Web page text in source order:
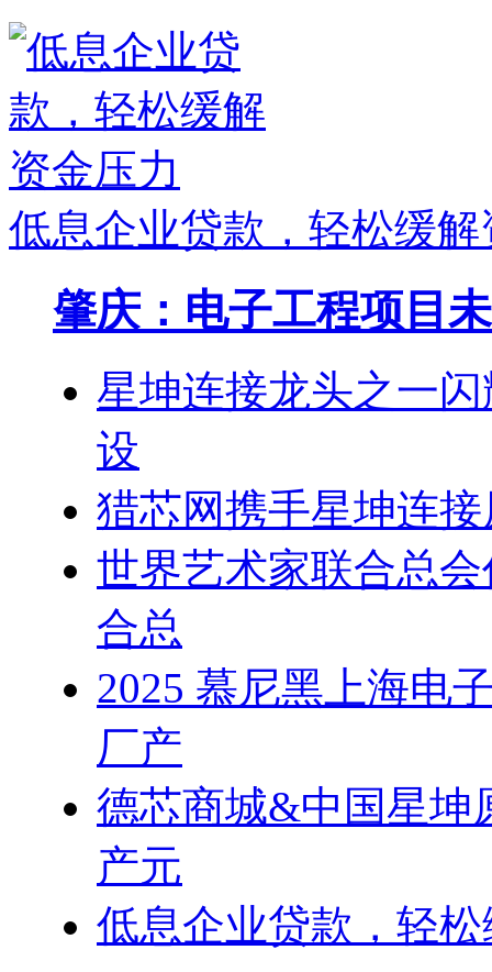
低息企业贷款，轻松缓
肇庆：电子工程项目
星坤连接龙头之一
设
猎芯网携手星坤连
世界艺术家联合总
合总
2025 慕尼黑上海电
厂产
德芯商城&中国星坤
产元
低息企业贷款，轻